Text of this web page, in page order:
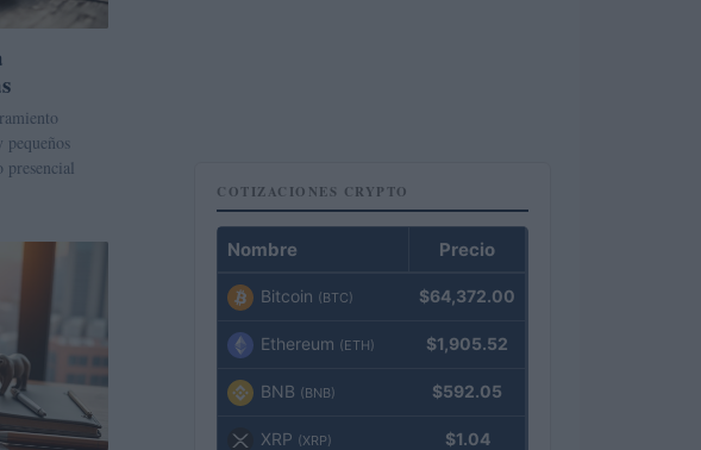
COTIZACIONES CRYPTO
Nombre Precio
Bitcoin (BTC) $64,372.00
Ethereum (ETH) $1,905.52
BNB (BNB) $592.05
XRP (XRP) $1.04